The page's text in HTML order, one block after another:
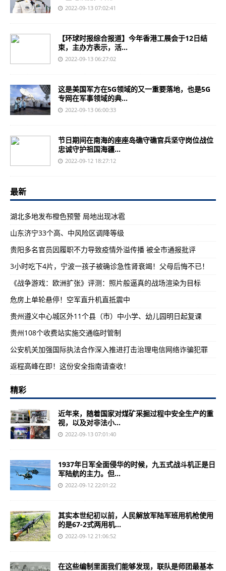
2022-09-13 07:02:41
【环球时报综合报道】今年香港工展会于12日结
束，主办方表示，活...
2022-09-13 06:27:02
这是美国军方在5G领域的又一重要落地，也是5G
专网在军事领域的典...
2022-09-13 06:00:33
节日期间在南海的座座岛礁守礁官兵坚守岗位战位
忠诚守护祖国海疆...
2022-09-12 18:27:12
最新
湖北多地发布橙色预警 局地出现冰雹
山东济宁33个高、中风险区调降等级
贵阳多名官员因履职不力导致疫情外溢传播 被全市通报批评
3小时吃下4片，宁波一孩子被确诊急性肾衰竭！父母后悔不已！
《战争游戏：欧洲扩张》评测：照片般逼真的战场渲染为目标
危房上单轮悬停！空军直升机直抵震中
贵州遵义中心城区外11个县（市）中小学、幼儿园明日起复课
贵州108个收费站实施交通临时管制
公安机关加强国际执法合作深入推进打击治理电信网络诈骗犯罪
返程高峰在即！这份安全指南请查收！
精彩
近年来，随着国家对煤矿采掘过程中安全生产的重
视，以及对非法小...
2022-09-13 07:01:40
1937年日军全面侵华的时候，九五式战斗机正是日
军陆航的主力。但...
2022-09-12 22:01:22
其实本世纪初以前，人民解放军陆军班用机枪使用
的是67-2式两用机...
2022-09-12 21:06:52
在这些编制里面我们能够发现，联队是师团最基本